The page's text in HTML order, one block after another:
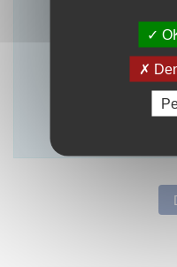
Ce formulaire ne
Les décisions
relatives à
à la VAE
Les décisions
interrégional